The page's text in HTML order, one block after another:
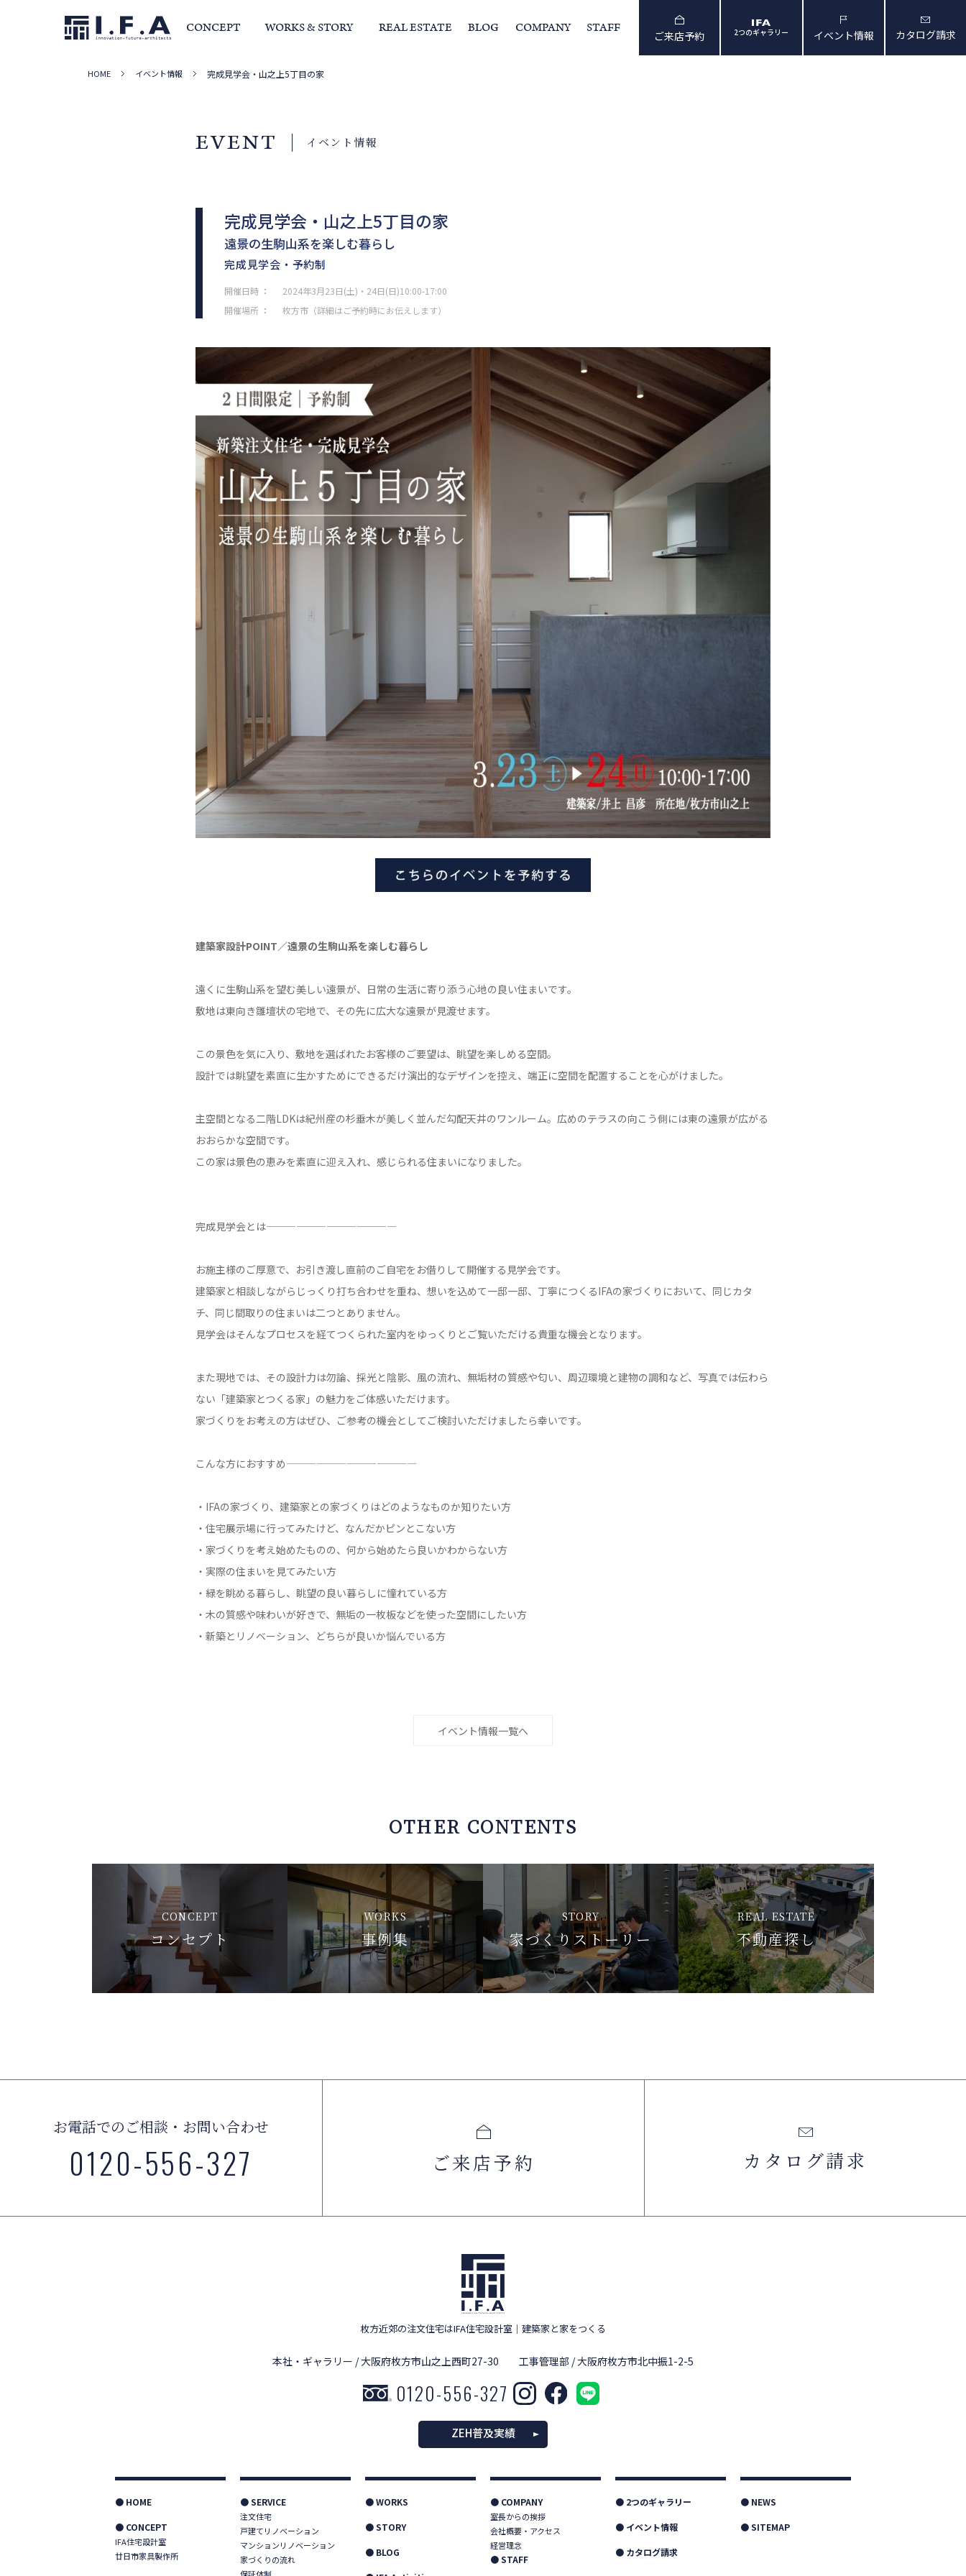
CONCEPT WORKS & STORY
事例集
REAL ESTATE BLOG COMPANY
サービス・家づくりの流れ 室長からの挨拶
STAFF
ご来店予約 2つのギャラリー イベント情報 カタログ請求
HOME イベント情報 完成見学会・山之上5丁目の家
EVENT イベント情報
完成見学会・山之上5丁目の家
遠景の生駒山系を楽しむ暮らし
完成見学会・予約制
開催日時 ：
2024年3月23日(土)・24日(日)10:00-17:00
開催場所 ： 枚方市（詳細はご予約時にお伝えします）
建築家設計POINT／遠景の生駒山系を楽しむ暮らし
遠くに生駒山系を望む美しい遠景が、日常の生活に寄り添う心地の良い住まいです。
敷地は東向き雛壇状の宅地で、その先に広大な遠景が見渡せます。
この景色を気に入り、敷地を選ばれたお客様のご要望は、眺望を楽しめる空間。
設計では眺望を素直に生かすためにできるだけ演出的なデザインを控え、端正に空間を配置することを心がけました。
主空間となる二階LDKは紀州産の杉垂木が美しく並んだ勾配天井のワンルーム。広めのテラスの向こう側には東の遠景が広がる
おおらかな空間です。
この家は景色の恵みを素直に迎え入れ、感じられる住まいになりました。
完成見学会とは—————————————
お施主様のご厚意で、お引き渡し直前のご自宅をお借りして開催する見学会です。
建築家と相談しながらじっくり打ち合わせを重ね、想いを込めて一邸一邸、丁寧につくるIFAの家づくりにおいて、同じカタ
チ、同じ間取りの住まいは二つとありません。
見学会はそんなプロセスを経てつくられた室内をゆっくりとご覧いただける貴重な機会となります。
また現地では、その設計力は勿論、採光と陰影、風の流れ、無垢材の質感や匂い、周辺環境と建物の調和など、写真では伝わら
ない「建築家とつくる家」の魅力をご体感いただけます。
家づくりをお考えの方はぜひ、ご参考の機会としてご検討いただけましたら幸いです。
こんな方におすすめ—————————————
・IFAの家づくり、建築家との家づくりはどのようなものか知りたい方
・住宅展示場に行ってみたけど、なんだかピンとこない方
・家づくりを考え始めたものの、何から始めたら良いかわからない方
・実際の住まいを見てみたい方
・緑を眺める暮らし、眺望の良い暮らしに憧れている方
・木の質感や味わいが好きで、無垢の一枚板などを使った空間にしたい方
・新築とリノベーション、どちらが良いか悩んでいる方
イベント情報一覧へ
OTHER CONTENTS
CONCEPT
コンセプト
WORKS
事例集
STORY
家づくりストーリー
REAL ESTATE
不動産探し
お電話でのご相談・お問い合わせ
0120-556-327 ご来店予約 カタログ請求
枚方近郊の注文住宅はIFA住宅設計室 ｜ 建築家と家をつくる
本社・ギャラリー / 大阪府枚方市山之上西町27-30 工事管理部 / 大阪府枚方市北中振1-2-5
0120-556-327
ZEH普及実績
● HOME
● CONCEPT
IFA住宅設計室
廿日市家具製作所
● SERVICE
注文住宅
戸建てリノベーション
マンションリノベーション
家づくりの流れ
保証体制
● WORKS
● STORY
● BLOG
● COMPANY
室長からの挨拶
会社概要・アクセス
経営理念
● STAFF
● 2つのギャラリー
● イベント情報
● カタログ請求
● NEWS
● SITEMAP